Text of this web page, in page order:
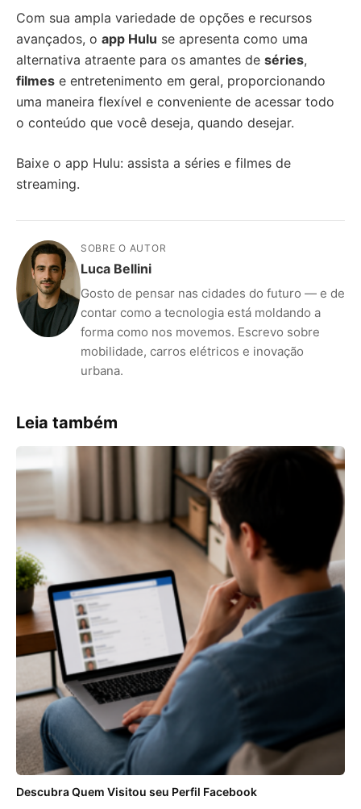
Com sua ampla variedade de opções e recursos
avançados, o app Hulu se apresenta como uma
alternativa atraente para os amantes de séries,
filmes e entretenimento em geral, proporcionando
uma maneira flexível e conveniente de acessar todo
o conteúdo que você deseja, quando desejar.
Baixe o app Hulu: assista a séries e filmes de
streaming.
SOBRE O AUTOR
Luca Bellini
Gosto de pensar nas cidades do futuro — e de
contar como a tecnologia está moldando a
forma como nos movemos. Escrevo sobre
mobilidade, carros elétricos e inovação
urbana.
Leia também
Descubra Quem Visitou seu Perfil Facebook